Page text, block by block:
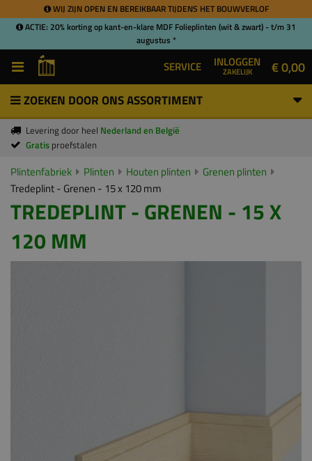
WIJ ZIJN OPEN EN BEREIKBAAR TIJDENS HET BOUWVERLOF
ACTIE: 20% korting op kant-en-klare MDF Folieplinten (wit & zwart) - t/m 31
augustus *
SERVICE INLOGGEN
ZAKELIJK € 0,00
ZOEKEN DOOR ONS ASSORTIMENT
Levering door heel Nederland en België
Gratis proefstalen
Plintenfabriek Plinten Houten plinten
Grenen plinten
Tredeplint - Grenen - 15 x 120 mm
TREDEPLINT - GRENEN - 15 X
120 MM